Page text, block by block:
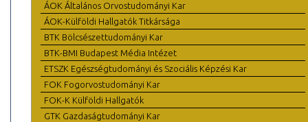
ÁOK Általános Orvostudományi Kar
ÁOK-Külföldi Hallgatók Titkársága
BTK Bölcsészettudományi Kar
BTK-BMI Budapest Média Intézet
ETSZK Egészségtudományi és Szociális Képzési Kar
FOK Fogorvostudományi Kar
FOK-K Külföldi Hallgatók
GTK Gazdaságtudományi Kar